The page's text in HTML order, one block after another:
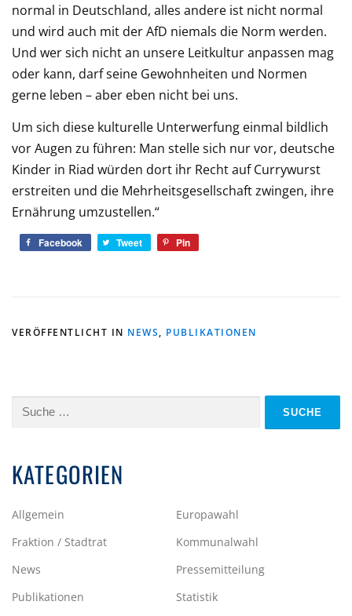
normal in Deutschland, alles andere ist nicht normal
und wird auch mit der AfD niemals die Norm werden.
Und wer sich nicht an unsere Leitkultur anpassen mag
oder kann, darf seine Gewohnheiten und Normen
gerne leben – aber eben nicht bei uns.
Um sich diese kulturelle Unterwerfung einmal bildlich
vor Augen zu führen: Man stelle sich nur vor, deutsche
Kinder in Riad würden dort ihr Recht auf Currywurst
erstreiten und die Mehrheitsgesellschaft zwingen, ihre
Ernährung umzustellen.“
Facebook Tweet Pin
VERÖFFENTLICHT IN NEWS, PUBLIKATIONEN
Suche
KATEGORIEN
Allgemein
Europawahl
Fraktion / Stadtrat
Kommunalwahl
News
Pressemitteilung
Publikationen
Statistik